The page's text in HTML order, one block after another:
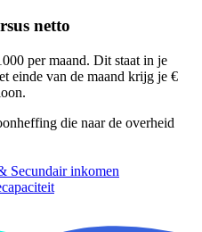
netto
per maand. Dit staat in je
einde van de maand krijg je €
die naar de overheid
Secundair inkomen